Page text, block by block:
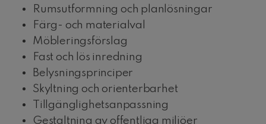
Rumsutformning och planlösningar
Färg- och materialval
Möbleringsförslag
Fast och lös inredning
Belysningsprinciper
Skyltning och orienterbarhet
Tillgänglighetsanpassning
Gestaltning av offentliga miljöer